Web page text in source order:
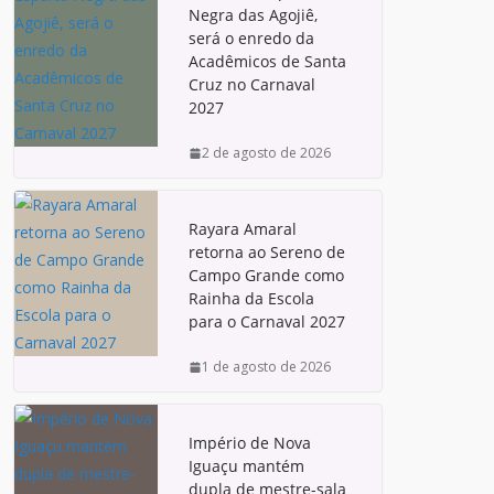
Negra das Agojiê,
será o enredo da
Acadêmicos de Santa
Cruz no Carnaval
2027
2 de agosto de 2026
Rayara Amaral
retorna ao Sereno de
Campo Grande como
Rainha da Escola
para o Carnaval 2027
1 de agosto de 2026
Império de Nova
Iguaçu mantém
dupla de mestre-sala